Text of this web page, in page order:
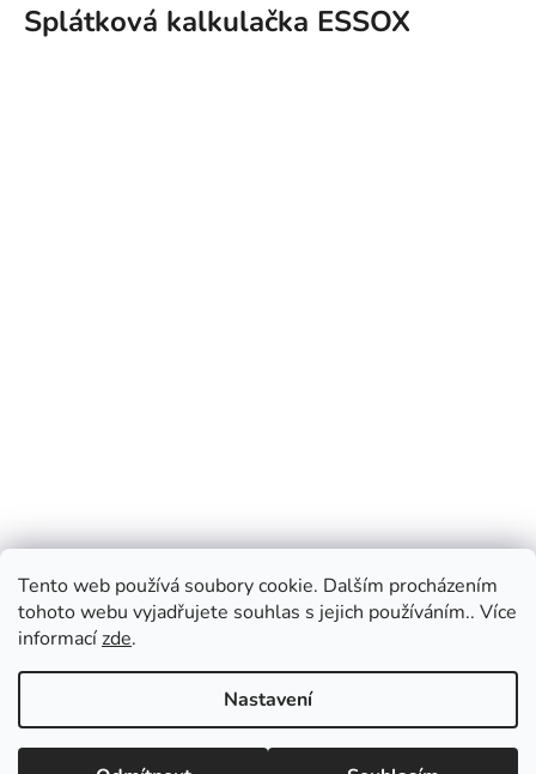
Tento web používá soubory cookie. Dalším procházením
tohoto webu vyjadřujete souhlas s jejich používáním.. Více
informacízde.
Nastavení
Vážení zákazníci, v případě dotazů vás prosíme
Splátková kalkulačka ESSOX